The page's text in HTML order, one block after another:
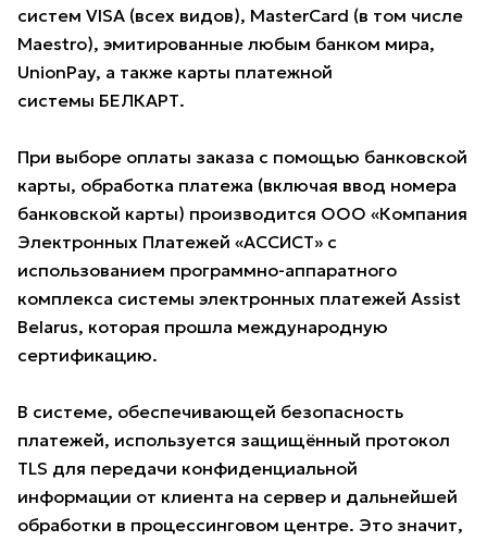
систем VISA (всех видов), MasterCard (в том числе
Maestro), эмитированные любым банком мира,
UnionPay, а также карты платежной
системы БЕЛКАРТ.
При выборе оплаты заказа с помощью банковской
карты, обработка платежа (включая ввод номера
банковской карты) производится ООО «Компания
Электронных Платежей «АССИСТ» с
использованием программно-аппаратного
комплекса системы электронных платежей Assist
Belarus, которая прошла международную
сертификацию.
В системе, обеспечивающей безопасность
платежей, используется защищённый протокол
TLS для передачи конфиденциальной
информации от клиента на сервер и дальнейшей
обработки в процессинговом центре. Это значит,